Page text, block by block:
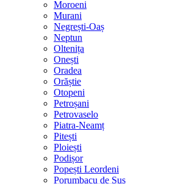
Moroeni
Murani
Negrești-Oaș
Neptun
Oltenița
Onești
Oradea
Orăștie
Otopeni
Petroșani
Petrovaselo
Piatra-Neamț
Pitești
Ploiești
Podișor
Popești Leordeni
Porumbacu de Sus